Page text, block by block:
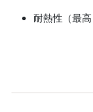
耐熱性（最